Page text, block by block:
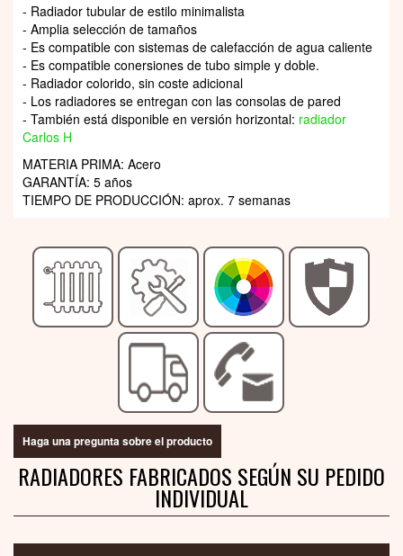
- Radiador tubular de estilo minimalista
- Amplia selección de tamaños
- Es compatible con sistemas de calefacción de agua caliente
- Es compatible conersiones de tubo simple y doble.
- Radiador colorido, sin coste adicional
- Los radiadores se entregan con las consolas de pared
- También está disponible en versión horizontal: radiador
Carlos H
MATERIA PRIMA: Acero
GARANTÍA: 5 años
TIEMPO DE PRODUCCIÓN: aprox. 7 semanas
Haga una pregunta sobre el producto
RADIADORES FABRICADOS SEGÚN SU PEDIDO
INDIVIDUAL